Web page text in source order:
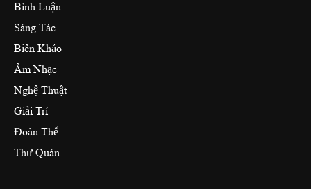
Bình Luận
Sáng Tác
Biên Khảo
Âm Nhạc
Nghệ Thuật
Giải Trí
Đoàn Thể
Thư Quán